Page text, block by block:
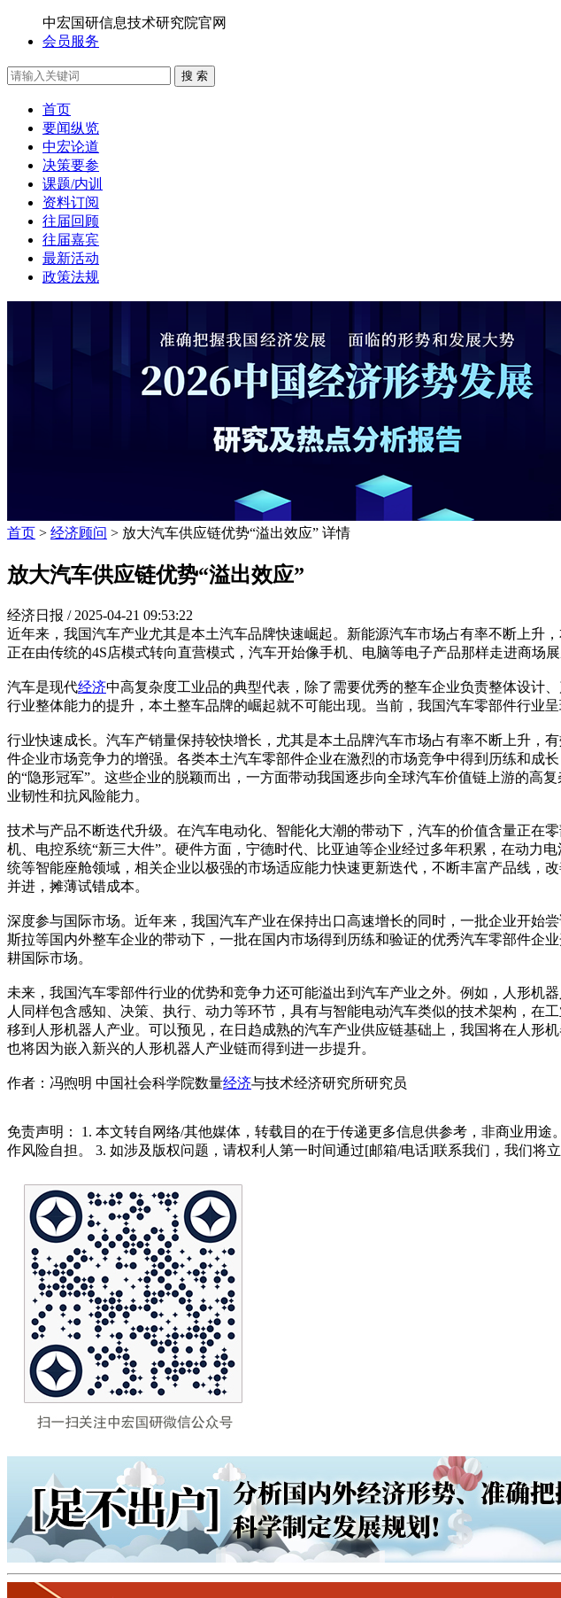
中宏国研信息技术研究院官网
会员服务
搜 索
首页
要闻纵览
中宏论道
决策要参
课题/内训
资料订阅
往届回顾
往届嘉宾
最新活动
政策法规
首页 > 经济顾问 > 放大汽车供应链优势“溢出效应” 详情
放大汽车供应链优势“溢出效应”
经济日报 / 2025-04-21 09:53:22
近年来，我国汽车产业尤其是本土汽车品牌快速崛起。新能源汽车市场占有率不断上升
正在由传统的4S店模式转向直营模式，汽车开始像手机、电脑等电子产品那样走进商场展
汽车是现代经济中高复杂度工业品的典型代表，除了需要优秀的整车企业负责整体设计
行业整体能力的提升，本土整车品牌的崛起就不可能出现。当前，我国汽车零部件行业呈
行业快速成长。汽车产销量保持较快增长，尤其是本土品牌汽车市场占有率不断上升，
件企业市场竞争力的增强。各类本土汽车零部件企业在激烈的市场竞争中得到历练和成
的“隐形冠军”。这些企业的脱颖而出，一方面带动我国逐步向全球汽车价值链上游的
业韧性和抗风险能力。
技术与产品不断迭代升级。在汽车电动化、智能化大潮的带动下，汽车的价值含量正在
机、电控系统“新三大件”。硬件方面，宁德时代、比亚迪等企业经过多年积累，在动力
统等智能座舱领域，相关企业以极强的市场适应能力快速更新迭代，不断丰富产品线，
并进，摊薄试错成本。
深度参与国际市场。近年来，我国汽车产业在保持出口高速增长的同时，一批企业开始
斯拉等国内外整车企业的带动下，一批在国内市场得到历练和验证的优秀汽车零部件企
耕国际市场。
未来，我国汽车零部件行业的优势和竞争力还可能溢出到汽车产业之外。例如，人形机
人同样包含感知、决策、执行、动力等环节，具有与智能电动汽车类似的技术架构，
移到人形机器人产业。可以预见，在日趋成熟的汽车产业供应链基础上，我国将在人形
也将因为嵌入新兴的人形机器人产业链而得到进一步提升。
作者：冯煦明 中国社会科学院数量经济与技术经济研究所研究员
免责声明： 1. 本文转自网络/其他媒体，转载目的在于传递更多信息供参考，非商业用
作风险自担。 3. 如涉及版权问题，请权利人第一时间通过[邮箱/电话]联系我们，我们将